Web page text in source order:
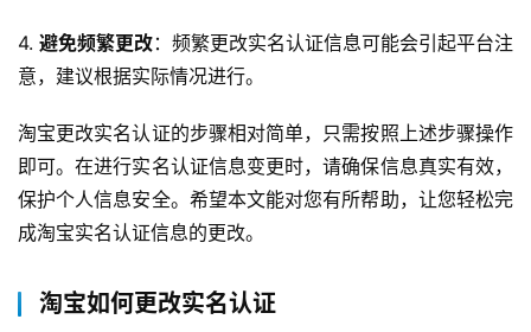
4. 避免频繁更改：频繁更改实名认证信息可能会引起平台注
意，建议根据实际情况进行。
淘宝更改实名认证的步骤相对简单，只需按照上述步骤操作
即可。在进行实名认证信息变更时，请确保信息真实有效，
保护个人信息安全。希望本文能对您有所帮助，让您轻松完
成淘宝实名认证信息的更改。
淘宝如何更改实名认证